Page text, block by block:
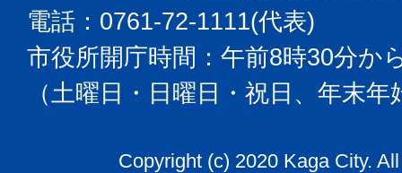
電話：0761-72-1111(代表)
市役所開庁時間：午前8時30分か
（土曜日・日曜日・祝日、年末
Copyright (c) 2020 Kaga City.